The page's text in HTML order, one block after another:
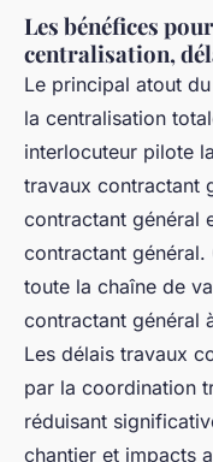
Les bénéfices
centralisation,
Le principal atout du
la centralisation
interlocuteur pilote
travaux contractant
contractant général
contractant
toute la chaîne de
contractant général
Les délais travaux
par la coordination
réduisant
chantier et impacts